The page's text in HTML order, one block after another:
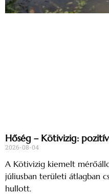
Hőség – Kötivizig:
2026-08-04
A Kötivizig kiemelt
júliusban területi átlagban
hullott.